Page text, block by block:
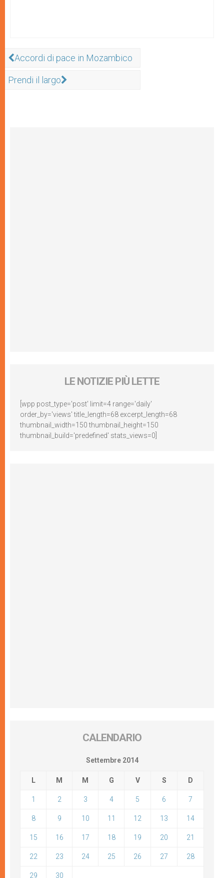
Accordi di pace in Mozambico
Prendi il largo
LE NOTIZIE PIÙ LETTE
[wpp post_type='post' limit=4 range='daily'
order_by='views' title_length=68 excerpt_length=68
thumbnail_width=150 thumbnail_height=150
thumbnail_build='predefined' stats_views=0]
CALENDARIO
Settembre 2014
L M M G V S D
1 2 3 4 5 6 7
8 9 10 11 12 13 14
15 16 17 18 19 20 21
22 23 24 25 26 27 28
29 30